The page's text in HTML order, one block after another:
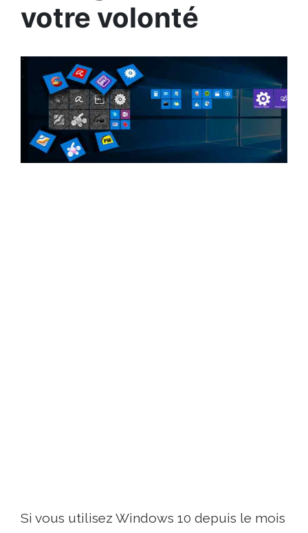
votre volonté
Si vous utilisez Windows 10 depuis le mois